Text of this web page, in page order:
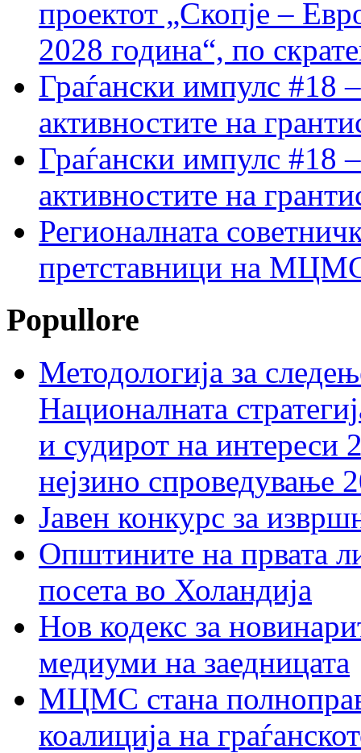
проектот „Скопје –
2028 година“, по
Граѓански импулс #18
активностите на
Граѓански импулс #18
активностите на
Регионалната
претставници на МЦМС
Popullore
Методологија за
Националната
и судирот на интереси
нејзино спроведување
Јавен конкурс за
Општините на првата
посета во Холандија
Нов кодекс за
медиуми на заедницата
МЦМС стана
коалиција на